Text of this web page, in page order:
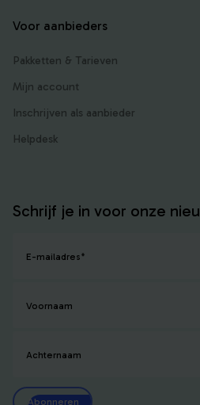
Voor aanbieders
Pakketten & Tarieven
Mijn account
Inschrijven als aanbieder
Helpdesk
Schrijf je in voor onze
E-mailadres*
Voornaam
Achternaam
Abonneren